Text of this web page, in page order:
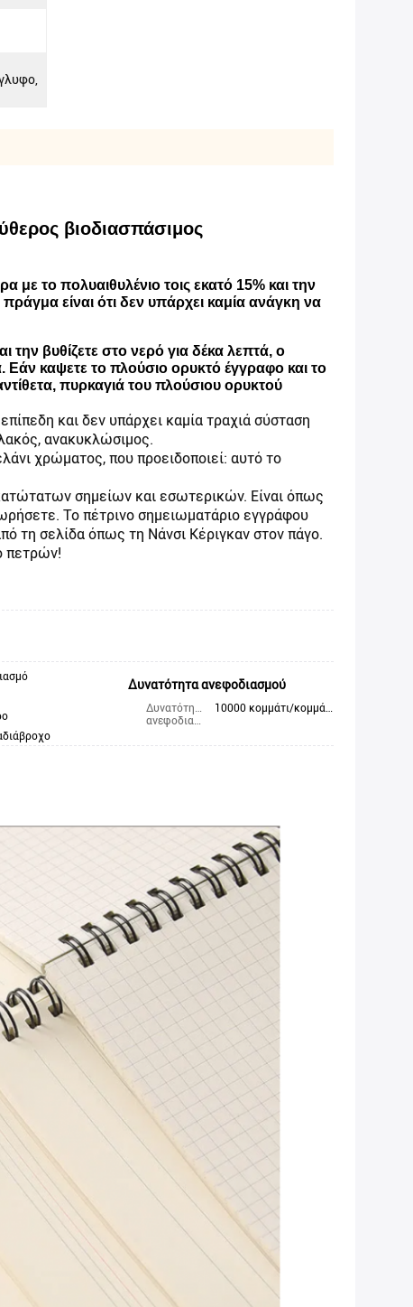
βιοδιασπάσιμος
με το πολυαιθυλένιο τοις εκατό 15% και την
είναι ότι δεν υπάρχει καμία ανάγκη να
την βυθίζετε στο νερό για δέκα λεπτά, ο
Εάν καψετε το πλούσιο ορυκτό έγγραφο και το
πυρκαγιά του πλούσιου ορυκτού
και δεν υπάρχει καμία τραχιά σύσταση
ανακυκλώσιμος.
χρώματος, που προειδοποιεί: αυτό το
σημείων και εσωτερικών. Είναι όπως
Το πέτρινο σημειωματάριο εγγράφου
τη σελίδα όπως τη Νάνσι Κέριγκαν στον πάγο.
πετρών!
Δυνατότητα ανεφοδιασμού
Δυνατότητα
ανεφοδιασμού
10000 κομμάτι/κομμάτια την εβδομάδα